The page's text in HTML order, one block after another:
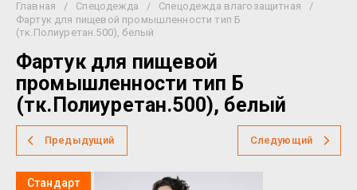
Главная / Спецодежда / Спецодежда влагозащитная
/
Фартук для пищевой промышленности тип Б
(тк.Полиуретан.500), белый
Фартук для пищевой
промышленности тип Б
(тк.Полиуретан.500), белый
Предыдущий Следующий
Стандарт